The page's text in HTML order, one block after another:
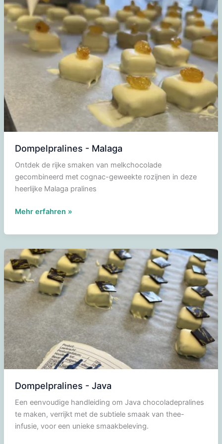
Dompelpralines - Malaga
Ontdek de rijke smaken van melkchocolade
gecombineerd met cognac-geweekte rozijnen in deze
heerlijke Malaga pralines
Dompelpralines
Malaga
Mehr erfahren »
Dompelpralines - Java
Een eenvoudige handleiding om Java chocoladepralines
te maken, verrijkt met de subtiele smaak van thee-
infusie, voor een unieke smaakbeleving.